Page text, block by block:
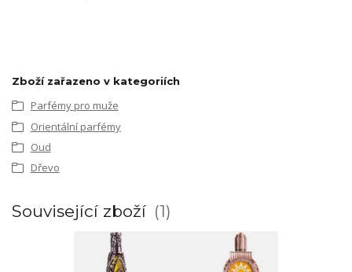
Zboží zařazeno v kategoriích
Parfémy pro muže
Orientální parfémy
Oud
Dřevo
Související zboží 1